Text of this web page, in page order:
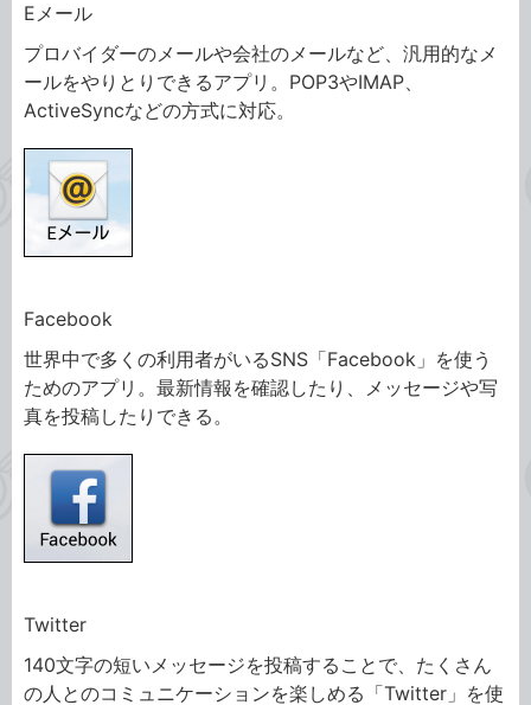
Eメール
プロバイダーのメールや会社のメールなど、汎用的なメ
ールをやりとりできるアプリ。POP3やIMAP、
ActiveSyncなどの方式に対応。
Facebook
世界中で多くの利用者がいるSNS「Facebook」を使う
ためのアプリ。最新情報を確認したり、メッセージや写
真を投稿したりできる。
Twitter
140文字の短いメッセージを投稿することで、たくさん
の人とのコミュニケーションを楽しめる「Twitter」を使